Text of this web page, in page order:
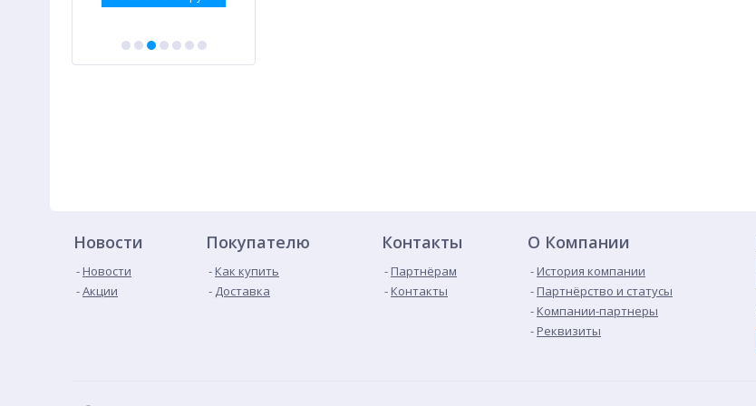
Новости
Новости
Акции
Покупателю
Как купить
Доставка
Контакты
Партнёрам
Контакты
О Компании
История компании
Партнёрство и статусы
Компании-партнеры
Реквизиты